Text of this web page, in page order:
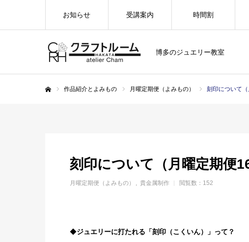
博多のジュエリー教室
お知らせ 受講案内 時間割
作品紹介とよみもの 月曜定期便（よみもの） 刻印について（
刻印について（月曜定期便16
月曜定期便（よみもの） 貴金属制作 閲覧数：152
◆ジュエリーに打たれる「刻印（こくいん）」って？